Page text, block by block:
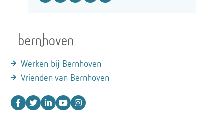
Werken bij Bernhoven
Vrienden van Bernhoven